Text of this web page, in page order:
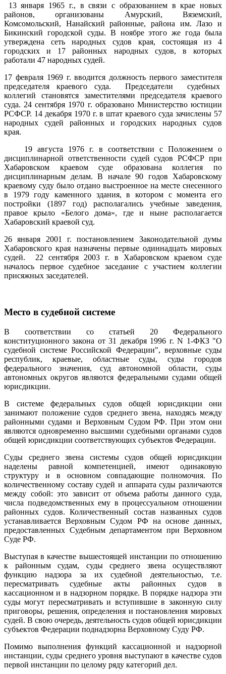
13 января 1965 г., в связи с образованием в крае новых
районов, организованы Амурский, Вяземский,
Комсомольский, Нанайский районные, района им. Лазо и
Бикинский городской суды. В ноябре этого же года была
утверждена сеть народных судов края, состоящая из 4
городских и 17 районных народных судов, в которых
работали 47 народных судей.
17 февраля 1969 г. вводится должность первого заместителя
председателя краевого суда. Председатели судебных
коллегий становятся заместителями председателя краевого
суда. 24 сентября 1970 г. образовано Министерство юстиции
РСФСР. 14 декабря 1970 г. в штат краевого суда зачислены 57
народных судей районных и городских народных судов
края.
19 августа 1976 г. в соответствии с Положением о
дисциплинарной ответственности судей судов РСФСР при
Хабаровском краевом суде образована коллегия по
дисциплинарным делам. В начале 90 годов Хабаровскому
краевому суду было отдано выстроенное на месте снесенного
в 1979 году каменного здания, в котором с момента его
постройки (1897 год) располагались учебные заведения,
правое крыло «Белого дома», где и ныне располагается
Хабаровский краевой суд.
26 января 2001 г. постановлением Законодательной думы
Хабаровского края назначены первые одиннадцать мировых
судей. 22 сентября 2003 г. в Хабаровском краевом суде
началось первое судебное заседание с участием коллегии
присяжных заседателей.
Место в судебной системе
В соответствии со статьей 20 Федерального
конституционного закона от 31 декабря 1996 г. N 1-ФКЗ "О
судебной системе Российской Федерации", верховные суды
республик, краевые, областные суды, суды городов
федерального значения, суд автономной области, суды
автономных округов являются федеральными судами общей
юрисдикции.
В системе федеральных судов общей юрисдикции они
занимают положение судов среднего звена, находясь между
районными судами и Верховным Судом РФ. При этом они
являются одновременно высшими судебными органами судов
общей юрисдикции соответствующих субъектов Федерации.
Суды среднего звена системы судов общей юрисдикции
наделены равной компетенцией, имеют одинаковую
структуру и в основном совпадающие полномочия. По
количественному составу судей и аппарата суды различаются
между собой: это зависит от объема работы данного суда,
числа подведомственных ему в процессуальном отношении
районных судов. Количественный состав названных судов
устанавливается Верховным Судом РФ на основе данных,
предоставленных Судебным департаментом при Верховном
Суде РФ.
Выступая в качестве вышестоящей инстанции по отношению
к районным судам, суды среднего звена осуществляют
функцию надзора за их судебной деятельностью, т.е.
пересматривать судебные акты районных судов в
кассационном и в надзорном порядке. В порядке надзора эти
суды могут пересматривать и вступившие в законную силу
приговоры, решения, определения и постановления мировых
судей. В свою очередь, деятельность судов общей юрисдикции
субъектов Федерации поднадзорна Верховному Суду РФ.
Помимо выполнения функций кассационной и надзорной
инстанции, суды среднего уровня выступают в качестве судов
первой инстанции по целому ряду категорий дел.